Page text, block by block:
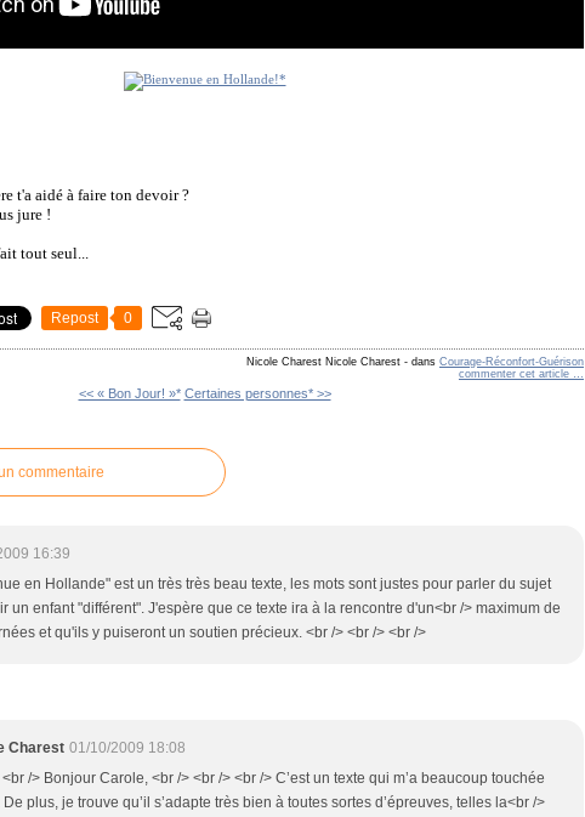
t'a aidé à faire ton devoir ?
jure !
tout seul...
Repost 0
Nicole Charest Nicole Charest - dans Courage-Réconfort-Guérison
commenter cet article …
<< « Bon Jour! »* Certaines personnes* >>
commentaire
16:39
en Hollande" est un très très beau texte, les mots sont justes pour parler du sujet
un enfant "différent". J'espère que ce texte ira à la rencontre d'un<br /> maximum de
et qu'ils y puiseront un soutien précieux. <br /> <br /> <br />
Charest 01/10/2009 18:08
/> Bonjour Carole, <br /> <br /> <br /> C’est un texte qui m’a beaucoup touchée
plus, je trouve qu’il s’adapte très bien à toutes sortes d’épreuves, telles la<br />